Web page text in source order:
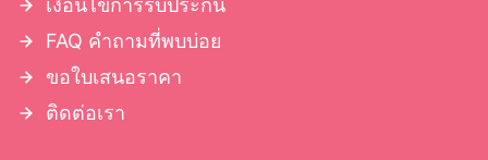
เงื่อนไขการรับประกัน
FAQ คำถามที่พบบ่อย
ขอใบเสนอราคา
ติดต่อเรา